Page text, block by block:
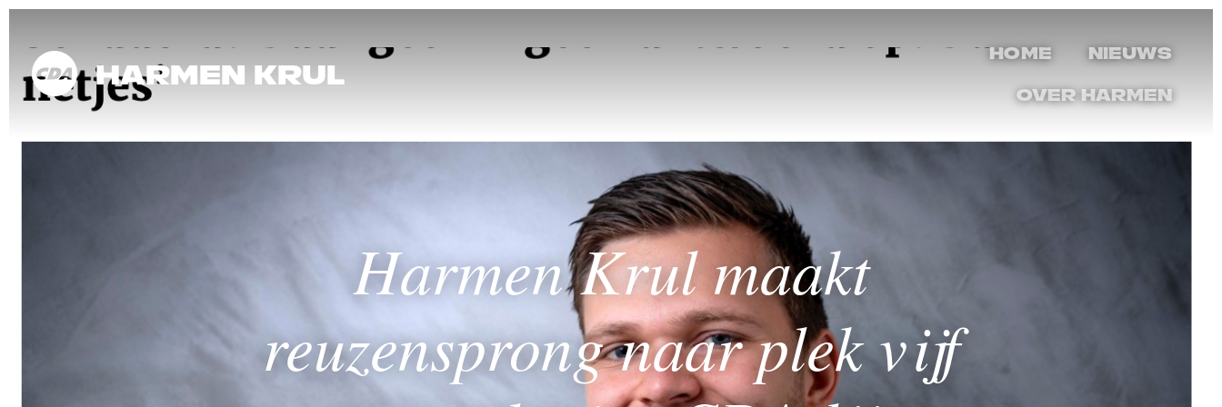
Harmen Krul
Home Nieuws
Over Harmen
Harmen Krul maakt
reuzensprong naar plek vijf